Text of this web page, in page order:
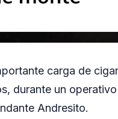
carga de
durante un
Andresito.